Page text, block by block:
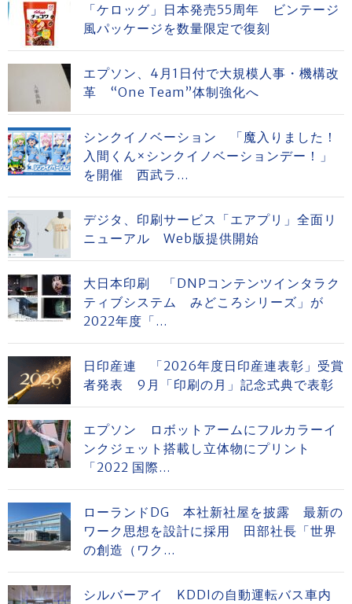
「ケロッグ」日本発売55周年 ビンテージ
風パッケージを数量限定で復刻
エプソン、4月1日付で大規模人事・機構改
革 “One Team”体制強化へ
シンクイノベーション 「魔入りました！
入間くん×シンクイノベーションデー！」
を開催 西武ラ...
デジタ、印刷サービス「エアプリ」全面リ
ニューアル Web版提供開始
大日本印刷 「DNPコンテンツインタラク
ティブシステム みどころシリーズ」が
2022年度「...
日印産連 「2026年度日印産連表彰」受賞
者発表 9月「印刷の月」記念式典で表彰
エプソン ロボットアームにフルカラーイ
ンクジェット搭載し立体物にプリント
「2022 国際...
ローランドDG 本社新社屋を披露 最新の
ワーク思想を設計に採用 田部社長「世界
の創造（ワク...
シルバーアイ KDDIの自動運転バス車内